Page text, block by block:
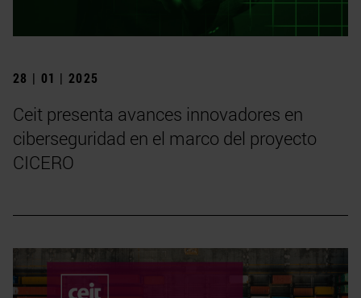
28 | 01 | 2025
Ceit presenta avances innovadores en
ciberseguridad en el marco del proyecto
CICERO